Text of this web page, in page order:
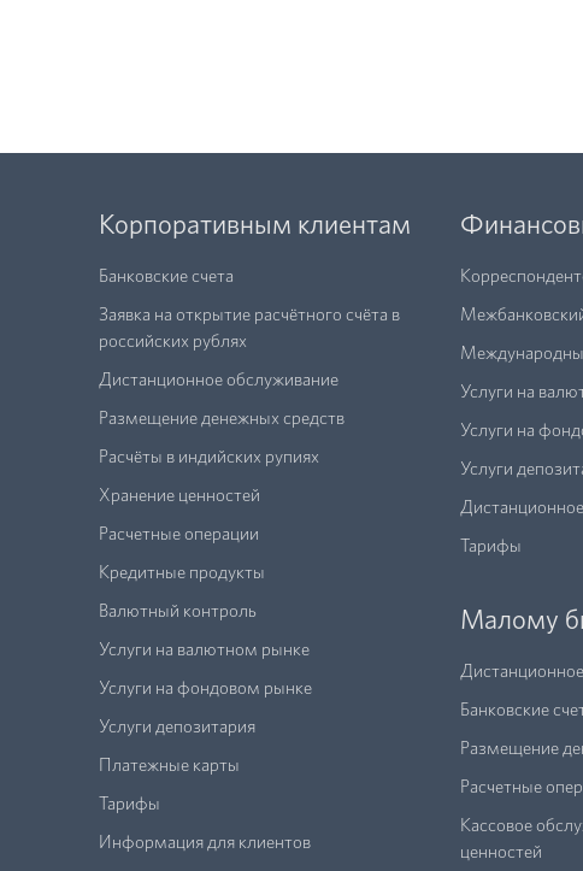
Корпоративным клиентам
Банковские счета
Заявка на открытие расчётного счёта в
российских рублях
Дистанционное обслуживание
Размещение денежных средств
Расчёты в индийских рупиях
Хранение ценностей
Расчетные операции
Кредитные продукты
Валютный контроль
Услуги на валютном рынке
Услуги на фондовом рынке
Услуги депозитария
Платежные карты
Тарифы
Информация для клиентов
Услуги на
Услуги на
Услуги
Тарифы
Малому
Банковские
Размещение
Расчетные
Кассовое
ценностей